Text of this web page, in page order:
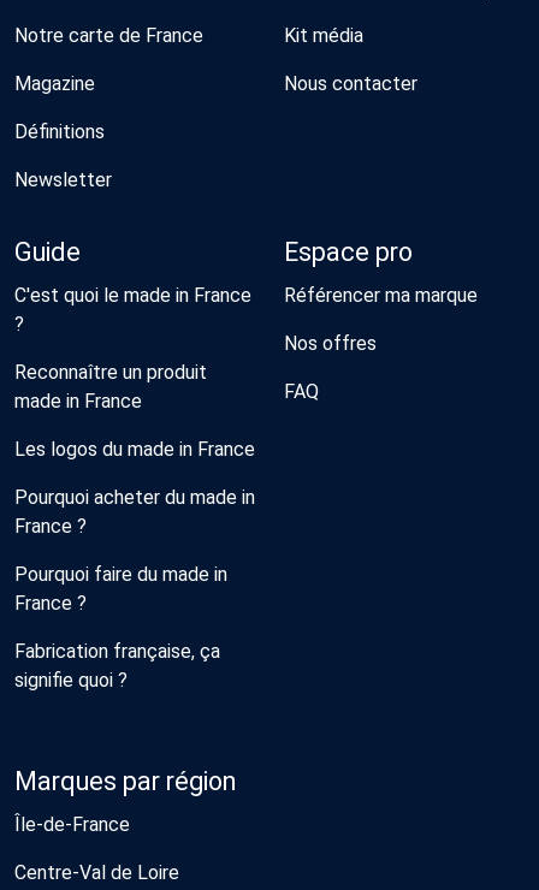
Notre carte de France
Magazine
Définitions
Newsletter
Kit média
Nous contacter
Guide
C'est quoi le made in France
?
Reconnaître un produit
made in France
Les logos du made in France
Pourquoi acheter du made in
France ?
Pourquoi faire du made in
France ?
Fabrication française, ça
signifie quoi ?
Espace pro
Référencer ma marque
Nos offres
FAQ
Marques par région
Île-de-France
Centre-Val de Loire